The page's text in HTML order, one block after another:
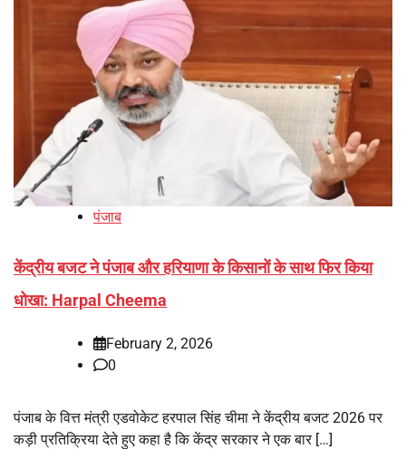
पंजाब
केंद्रीय बजट ने पंजाब और हरियाणा के किसानों के साथ फिर किया
धोखा: Harpal Cheema
February 2, 2026
0
पंजाब के वित्त मंत्री एडवोकेट हरपाल सिंह चीमा ने केंद्रीय बजट 2026 पर
कड़ी प्रतिक्रिया देते हुए कहा है कि केंद्र सरकार ने एक बार […]